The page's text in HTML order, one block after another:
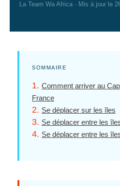
La Team Wa Africa · Mis à jour le
SOMMAIRE
Comment arriver au
France
Se déplacer sur les îles
Se déplacer entre les
Se déplacer entre les